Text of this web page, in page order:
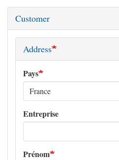
Customer
Address
Pays
Entreprise
Prénom